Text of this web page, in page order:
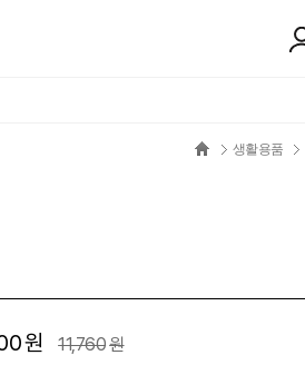
생활용품
원 11,760원